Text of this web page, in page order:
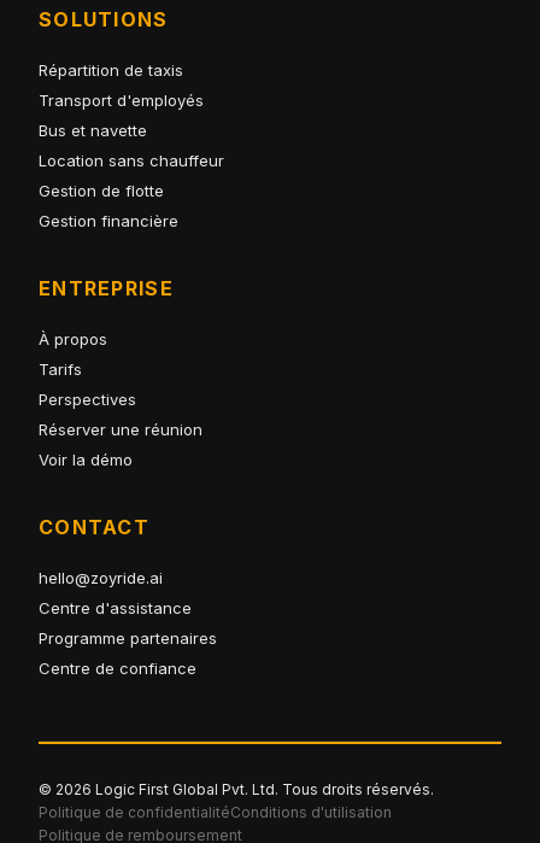
SOLUTIONS
Répartition de taxis
Transport d'employés
Bus et navette
Location sans chauffeur
Gestion de flotte
Gestion financière
ENTREPRISE
À propos
Tarifs
Perspectives
Réserver une réunion
Voir la démo
CONTACT
hello@zoyride.ai
Centre d'assistance
Programme partenaires
Centre de confiance
© 2026 Logic First Global Pvt. Ltd. Tous droits réservés.
Politique de confidentialitéConditions d'utilisation
Politique de remboursement